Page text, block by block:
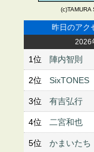
(c)TAMURA
昨日のアク
2026
1位 陣内智則
2位 SixTONES
3位 有吉弘行
4位 二宮和也
5位 かまいたち